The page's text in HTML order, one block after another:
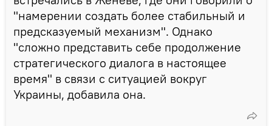
"намерении создать более стабильный и
предсказуемый механизм". Однако
"сложно представить себе продолжение
стратегического диалога в настоящее
время" в связи с ситуацией вокруг
Украины, добавила она.